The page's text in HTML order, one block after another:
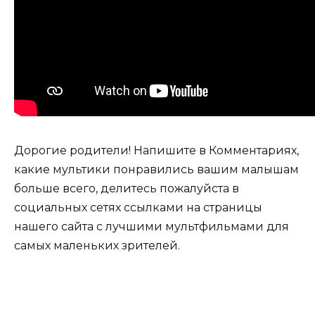
Дорогие родители! Напишите в Комментариях,
какие мультики понравились вашим малышам
больше всего, делитесь пожалуйста в
социальных сетях ссылками на страницы
нашего сайта с лучшими мультфильмами для
самых маленьких зрителей.